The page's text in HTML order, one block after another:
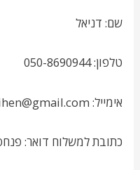
שם: דניאל
טלפון: 050-8690944
אימייל: dzrihen@gmail.com
כתובת למשלוח דואר: פנחס ספיר 8,